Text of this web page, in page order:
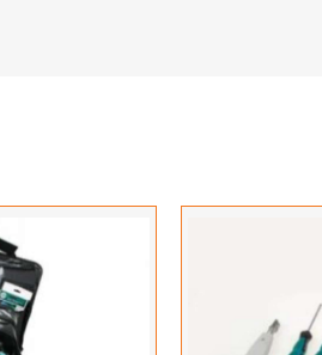
Hartelijk dank!